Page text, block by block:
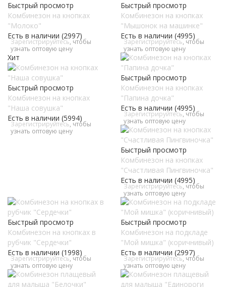
Быстрый просмотр
Комбинезон на кнопках
"Молоко"
Есть в наличии (2997)
Зарегистрируйтесь, чтобы
узнать оптовую цену
Быстрый просмотр
Комбинезон на кнопках
"Мышонок на машинке"
Есть в наличии (4995)
Зарегистрируйтесь, чтобы
узнать оптовую цену
Хит
Быстрый просмотр
Комбинезон на кнопках
"Наша совушка"
Есть в наличии (5994)
Зарегистрируйтесь, чтобы
узнать оптовую цену
Быстрый просмотр
Комбинезон на кнопках
"Папина дочка"
Есть в наличии (4995)
Зарегистрируйтесь, чтобы
узнать оптовую цену
Быстрый просмотр
Комбинезон на кнопках
"Счастливая Пингвиночка"
Есть в наличии (4995)
Зарегистрируйтесь, чтобы
узнать оптовую цену
Быстрый просмотр
Комбинезон на кнопках в
рубчик "Сердечки"
Есть в наличии (1998)
Зарегистрируйтесь, чтобы
узнать оптовую цену
Быстрый просмотр
Комбинезон на подкладе
"Мой мишка" (коричнивый)
Есть в наличии (2997)
Зарегистрируйтесь, чтобы
узнать оптовую цену